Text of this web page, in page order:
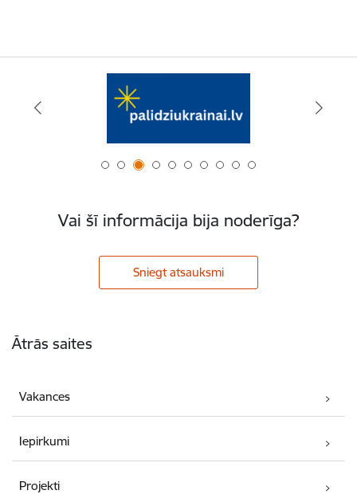
Vai šī informācija bija noderīga?
Sniegt atsauksmi
Ātrās saites
Vakances
Iepirkumi
Projekti